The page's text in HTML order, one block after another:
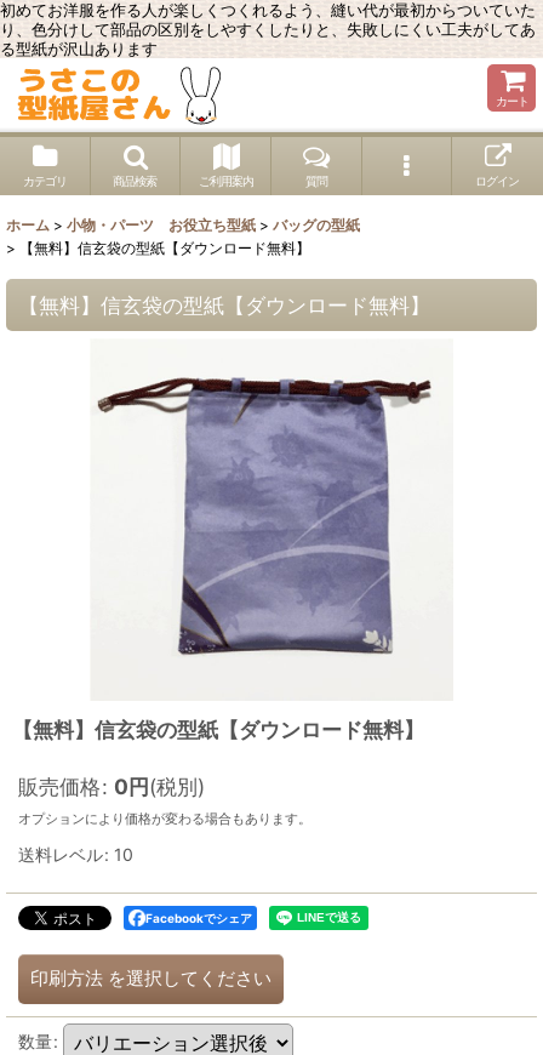
初めてお洋服を作る人が楽しくつくれるよう、縫い代が最初からついていた
り、色分けして部品の区別をしやすくしたりと、失敗しにくい工夫がしてあ
る型紙が沢山あります
カート
カテゴリ 商品検索 ご利用案内 質問 ログイン
ホーム > 小物・パーツ お役立ち型紙 > バッグの型紙
>
【無料】信玄袋の型紙【ダウンロード無料】
【無料】信玄袋の型紙【ダウンロード無料】
【無料】信玄袋の型紙【ダウンロード無料】
販売価格: 0円(税別)
オプションにより価格が変わる場合もあります。
送料レベル: 10
Facebookでシェア
印刷方法 を選択してください
数量: